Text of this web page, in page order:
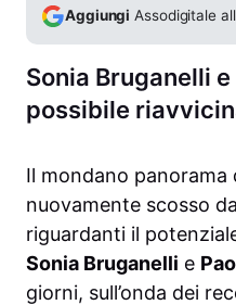
Aggiungi Assodigitale
Sonia Bruganelli
possibile
Il mondano panorama
nuovamente scosso
riguardanti il
Sonia Bruganelli e
giorni, sull’onda dei